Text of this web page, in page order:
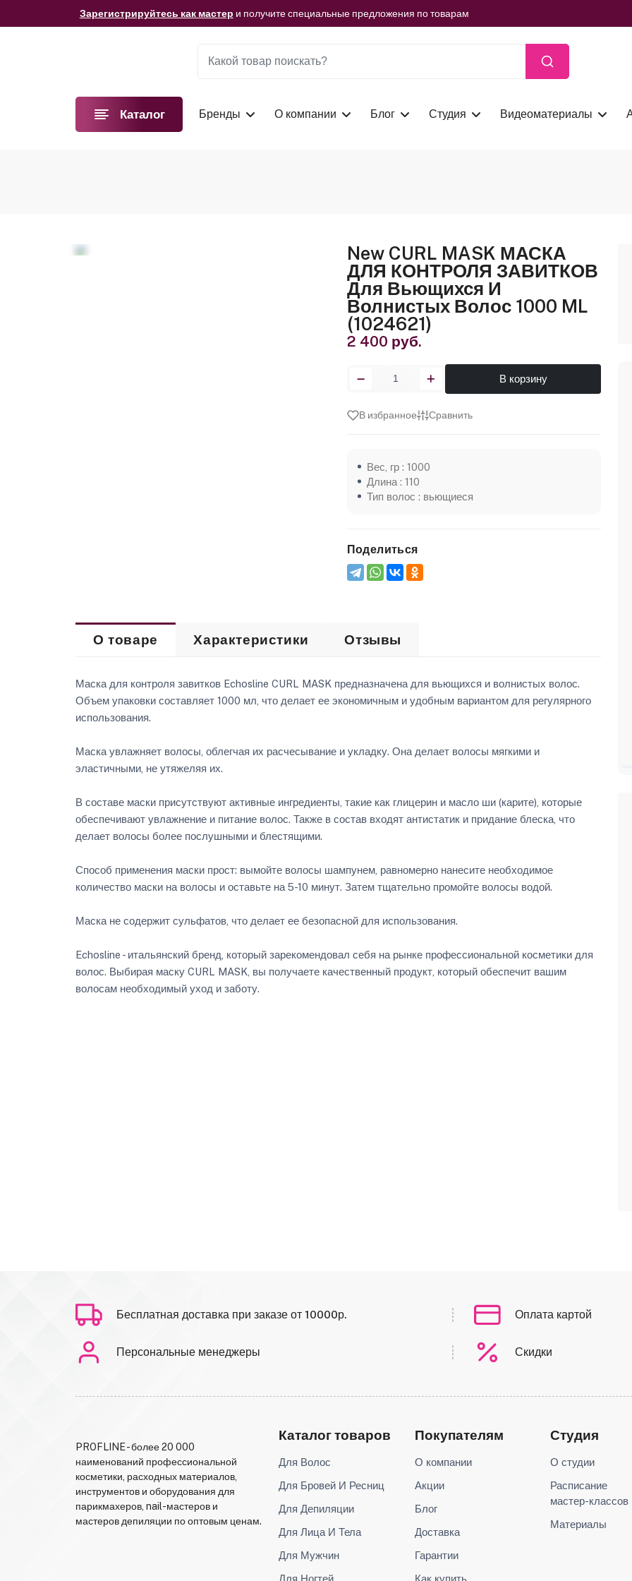
Зарегистрируйтесь как мастер и получите специальные предложения по товарам
Мы подготовили для вас видеоматериалы! Смотреть сейчас
Каталог Бренды О компании Блог Студия Видеоматериалы
New CURL MASK МАСКА
ДЛЯ КОНТРОЛЯ ЗАВИТКОВ
Для Вьющихся И
Волнистых Волос 1000 ML
(1024621)
2 400 руб.
В корзину
В избранное Сравнить
Вес, гр : 1000
Длина : 110
Тип волос : вьющиеся
Поделиться
О товаре Характеристики Отзывы
Маска для контроля завитков Echosline CURL MASK предназначена для вьющихся и волнистых волос.
Объем упаковки составляет 1000 мл, что делает ее экономичным и удобным вариантом для регулярного
использования.
Маска увлажняет волосы, облегчая их расчесывание и укладку. Она делает волосы мягкими и
эластичными, не утяжеляя их.
В составе маски присутствуют активные ингредиенты, такие как глицерин и масло ши (карите), которые
обеспечивают увлажнение и питание волос. Также в состав входят антистатик и придание блеска, что
делает волосы более послушными и блестящими.
Способ применения маски прост: вымойте волосы шампунем, равномерно нанесите необходимое
количество маски на волосы и оставьте на 5-10 минут. Затем тщательно промойте волосы водой.
Маска не содержит сульфатов, что делает ее безопасной для использования.
Echosline - итальянский бренд, который зарекомендовал себя на рынке профессиональной косметики для
волос. Выбирая маску CURL MASK, вы получаете качественный продукт, который обеспечит вашим
волосам необходимый уход и заботу.
Бесплатная доставка при заказе от 10000р. Оплата картой
Персональные менеджеры Скидки
PROFLINE - более 20 000
наименований профессиональной
косметики, расходных материалов,
инструментов и оборудования для
парикмахеров, nail-мастеров и
мастеров депиляции по оптовым ценам.
Каталог товаров
Для Волос
Для Бровей И Ресниц
Для Депиляции
Для Лица И Тела
Для Мужчин
Для Ногтей
Покупателям
О компании
Акции
Блог
Доставка
Гарантии
Как купить
Студия
О студии
Расписание
мастер-классов
Материалы